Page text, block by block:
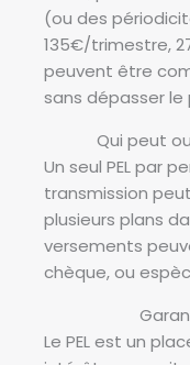
(ou des
135€/trimestre,
peuvent être
sans dépasser le
Qui peut
Un seul PEL par
transmission
plusieurs plans
versements
chèque, ou
Le PEL est un